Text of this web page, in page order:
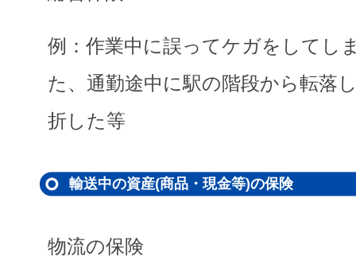
例：作業中に誤ってケガをしてし
た、通勤途中に駅の階段から転落
折した等
輸送中の資産(商品・現金等)の保険
物流の保険